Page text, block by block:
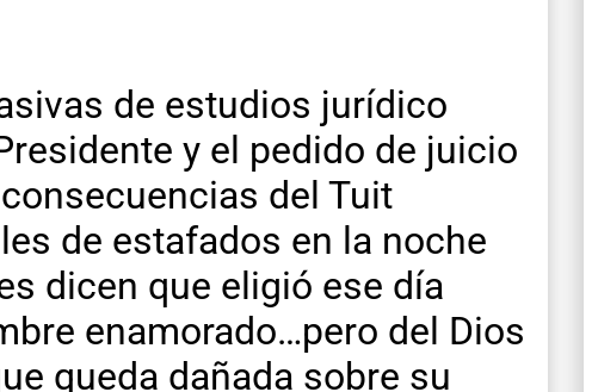
de estudios jurídico
y el pedido de juicio
del Tuit
de estafados en la noche
dicen que eligió ese día
enamorado…pero del Dios
queda dañada sobre su